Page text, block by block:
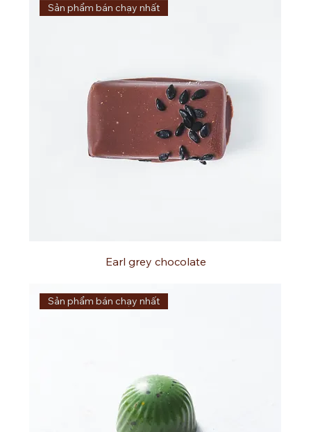
Sản phẩm bán chạy nhất
Earl grey chocolate
Sản phẩm bán chạy nhất